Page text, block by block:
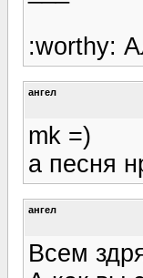
:worthy:
ангел
mk =)
а песня
ангел
Всем